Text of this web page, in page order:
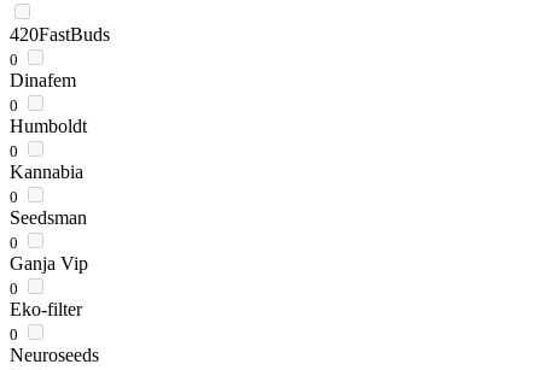
420FastBuds
0
Dinafem
0
Humboldt
0
Kannabia
0
Seedsman
0
Ganja Vip
0
Eko-filter
0
Neuroseeds